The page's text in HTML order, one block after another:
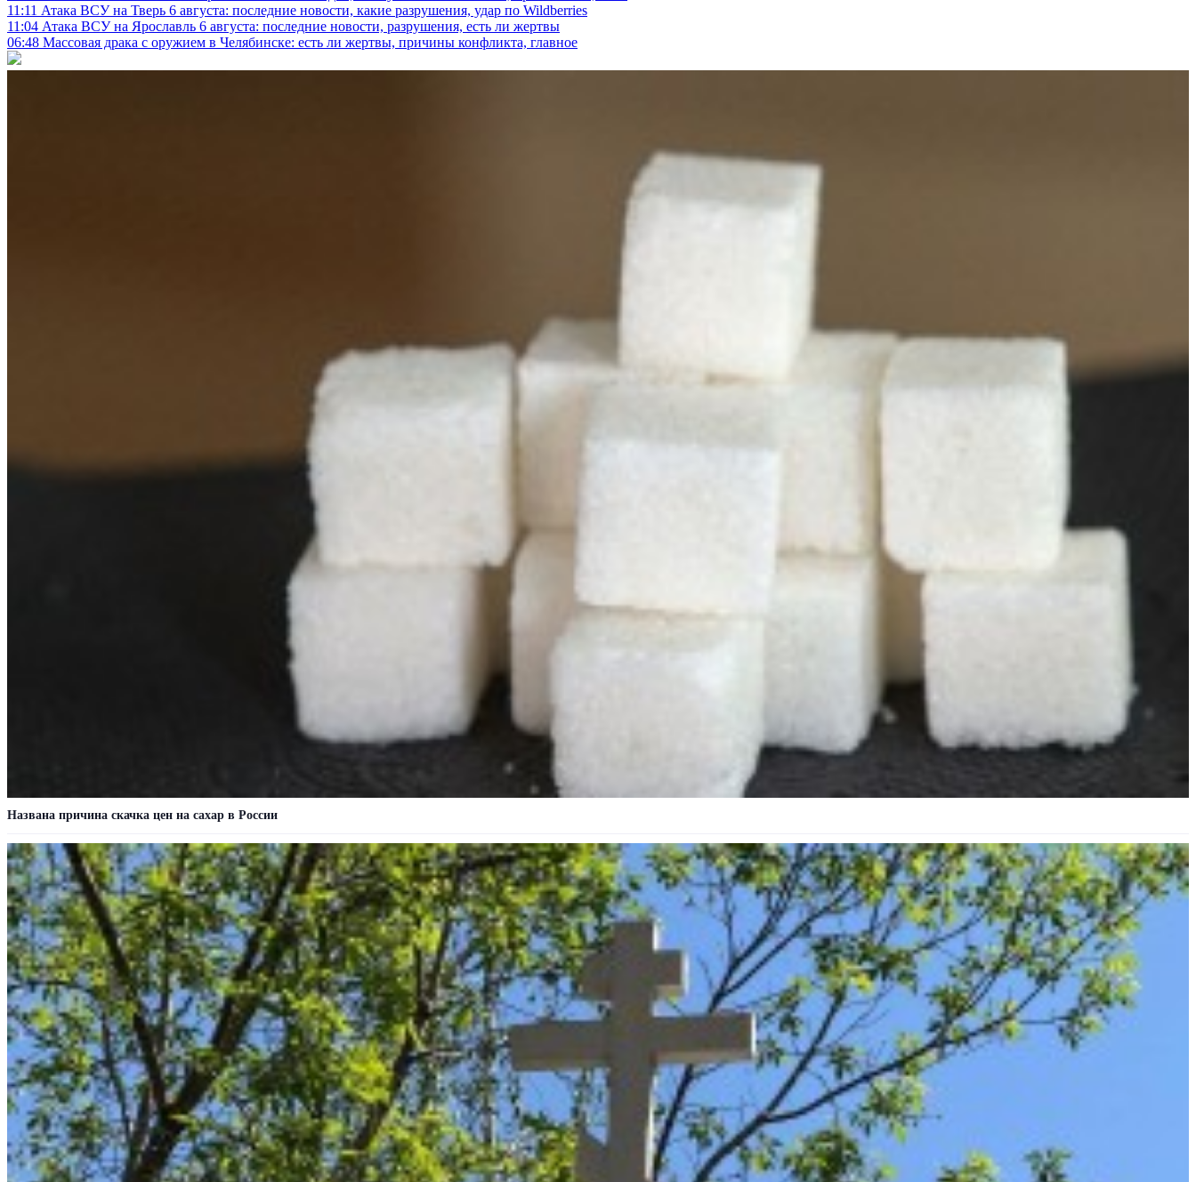
11:11 Атака ВСУ на Тверь 6 августа: последние новости, какие разрушения, удар по Wildberries
11:04 Атака ВСУ на Ярославль 6 августа: последние новости, разрушения, есть ли жертвы
06:48 Массовая драка с оружием в Челябинске: есть ли жертвы, причины конфликта, главное
Названа причина скачка цен на сахар в России